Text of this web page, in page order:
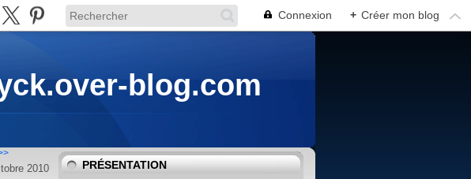
Connexion + Créer mon blog
blog.com
2010 PRÉSENTATION